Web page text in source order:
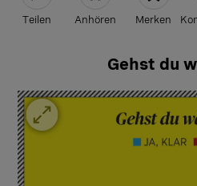
Teilen Anhören Merken
Artikel teilen
Gehst du